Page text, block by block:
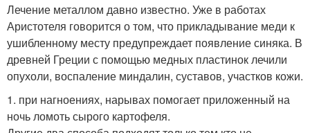
Лечение металлом давно известно. Уже в работах
Аристотеля говорится о том, что прикладывание меди к
ушибленному месту предупреждает появление синяка. В
древней Греции с помощью медных пластинок лечили
опухоли, воспаление миндалин, суставов, участков кожи.
1. при нагноениях, нарывах помогает приложенный на
ночь ломоть сырого картофеля.